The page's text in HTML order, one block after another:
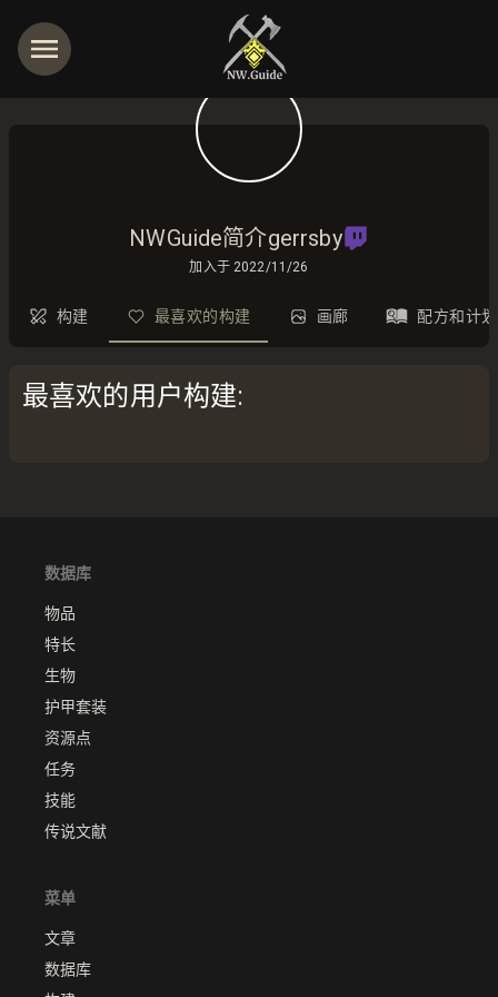
NWGuide简介gerrsby
加入于 2022/11/26
构建 最喜欢的构建 画廊 配方和计
最喜欢的用户构建:
数据库
物品
特长
生物
护甲套装
资源点
任务
技能
传说文献
菜单
文章
数据库